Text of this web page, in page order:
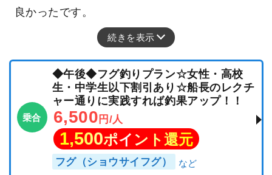
良かったです。
続きを表示
乗合
◆午後◆フグ釣りプラン☆女性・高校
生・中学生以下割引あり☆船長のレクチ
ャー通りに実践すれば釣果アップ！！
6,500 円/人
1,500ポイント還元
フグ（ショウサイフグ）